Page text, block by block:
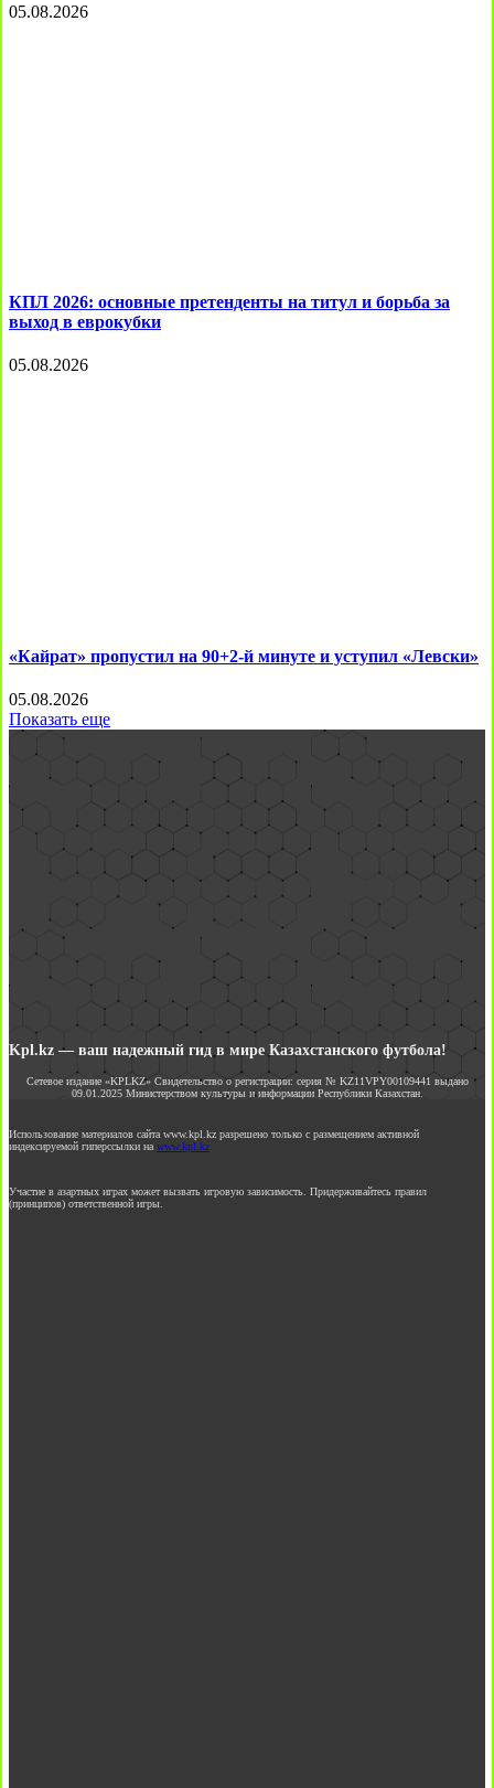
05.08.2026
КПЛ 2026: основные претенденты на титул и борьба за
выход в еврокубки
05.08.2026
«Кайрат» пропустил на 90+2-й минуте и уступил «Левски»
05.08.2026
Показать еще
Kpl.kz — ваш надежный гид в мире Казахстанского футбола!
Сетевое издание «KPLKZ» Свидетельство о регистрации: серия № KZ11VPY00109441 выдано
09.01.2025 Министерством культуры и информации Республики Казахстан.
Использование материалов сайта www.kpl.kz разрешено только с размещением активной
индексируемой гиперссылки на www.kpl.kz
Участие в азартных играх может вызвать игровую зависимость. Придерживайтесь правил
(принципов) ответственной игры.